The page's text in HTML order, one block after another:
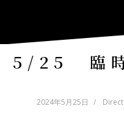
5/25 臨時
2024年5月25日